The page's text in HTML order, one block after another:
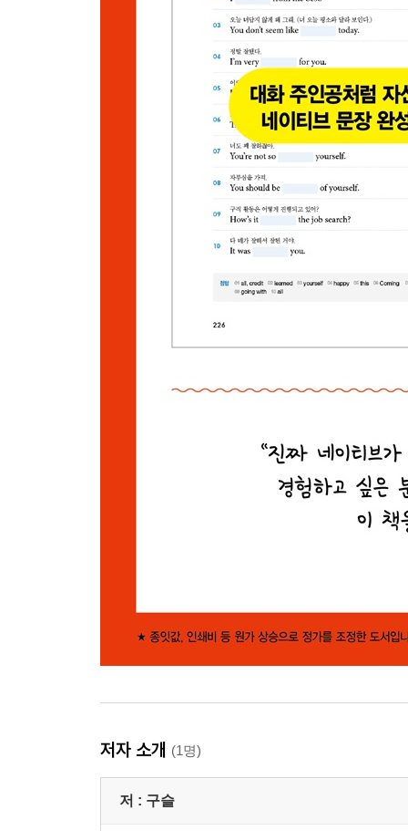
164 상대의 제안에 이의를 제기할 때
165 중요하지 않은 것에 연연해하는 상대에게
166 드러난 상황만으론 함부로 판단할 수 없다고
167 상대의 말에 신빙성이 없을 때
168 여러 가능성이 열려 있는 상황임을 환기시키며
169 진짜 괜찮은데 사람들이 가치를 잘 몰라준다
Part 13 네이티브가 품위를 지키며 경고하거나 따
170 개인적으로 아주 싫어하는 행태에 대해 말할 때
171 화가 난다는 걸 품위 있게 알릴 때
173 작작 좀 하라고 할 때
174 어쩔 수 없는 상황이라는 말을 부드럽게 돌려
175 생각지도 못한 상대의 말에 감정이 아주 상했
177 어느 누구에게도 득이 될 게 없는 행동에 대해
179 나를 물로 보지 말라고 할 때
180 사사건건 간섭하는 상대에게
181 잘못해놓고 모르는 척 시치미 떼는 상대에게
184 정말로 얘기하고 싶지 않은 주제를 상대가 꺼
187 정말 짜증 돋는 상황일 때
189 어떤 일에 진절머리가 날 때
191 누군가가 내 상황에 동조해주지 않는 고충을
저자 소개 (1명)
저 : 구슬